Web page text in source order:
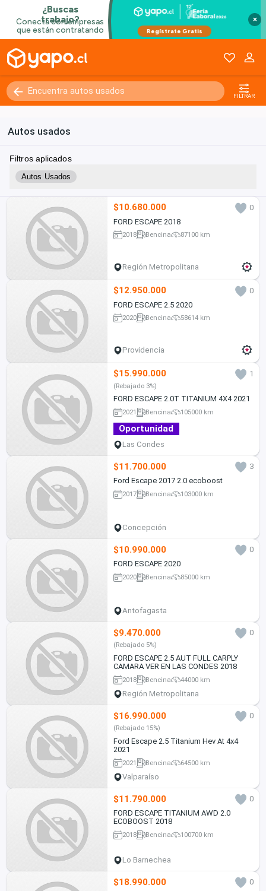
×
FILTRAR
Autos usados
Filtros aplicados
Autos Usados
$10.680.000
0
FORD ESCAPE 2018
2018 Bencina 87100 km
Región Metropolitana
$12.950.000
0
FORD ESCAPE 2.5 2020
2020 Bencina 58614 km
Providencia
$15.990.000 1
(Rebajado 3%)
FORD ESCAPE 2.0T TITANIUM 4X4 2021
2021 Bencina 105000 km
Oportunidad
Las Condes
$11.700.000
3
Ford Escape 2017 2.0 ecoboost
2017 Bencina 103000 km
Concepción
$10.990.000
0
FORD ESCAPE 2020
2020 Bencina 85000 km
Antofagasta
$9.470.000 0
(Rebajado 5%)
FORD ESCAPE 2.5 AUT FULL CARPLY
CAMARA VER EN LAS CONDES 2018
2018 Bencina 44000 km
Región Metropolitana
$16.990.000 0
(Rebajado 15%)
Ford Escape 2.5 Titanium Hev At 4x4
2021
2021 Bencina 64500 km
Valparaíso
$11.790.000
0
FORD ESCAPE TITANIUM AWD 2.0
ECOBOOST 2018
2018 Bencina 100700 km
Lo Barnechea
$18.990.000
0